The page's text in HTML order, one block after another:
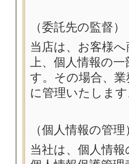
（委託先の監督）
当店は、お客様
上、個人情報の
す。その場合、
に管理いたしま
（個人情報の管理
当社は、個人情